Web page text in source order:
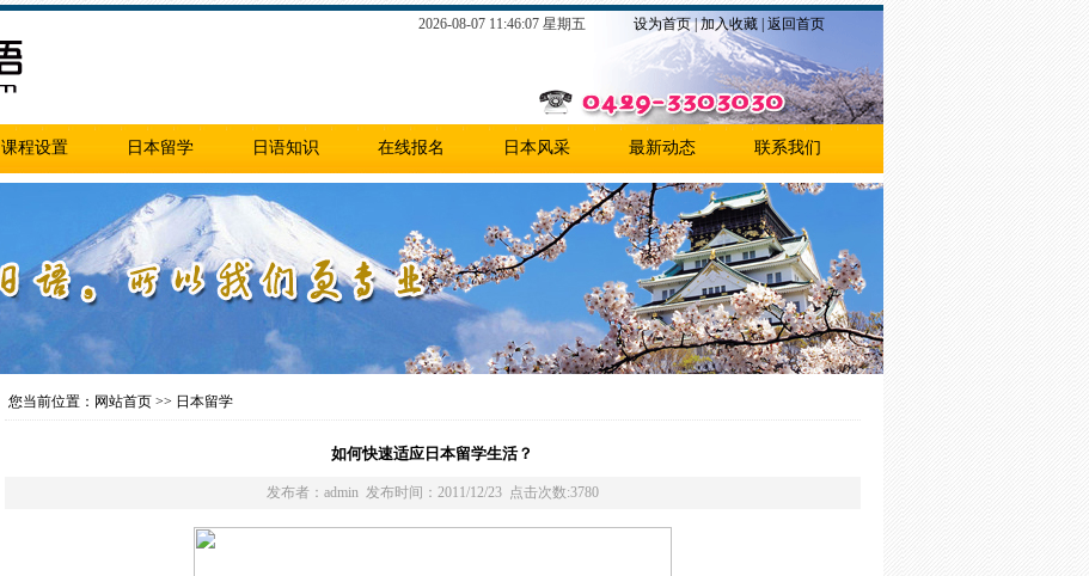
2026-08-07 11:46:07 星期五 设为首页|加入收藏| 返回首页
课程设置 日本留学 日语知识 在线报名 日本风采 最新动态 联系我们
您当前位置：网站首页 >> 日本留学
如何快速适应日本留学生活？
发布者：admin 发布时间：2011/12/23 点击次数:3780